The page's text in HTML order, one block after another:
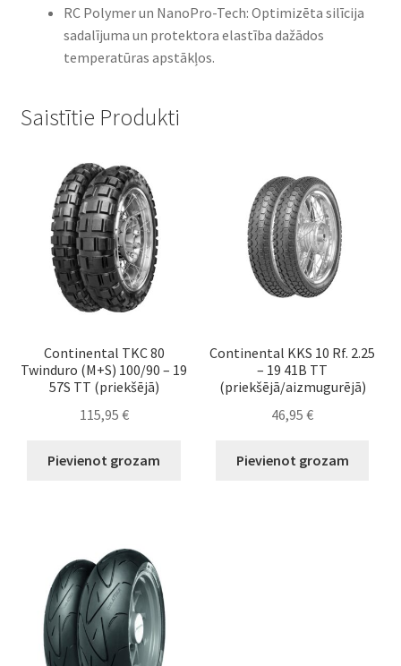
RC Polymer un NanoPro-Tech: Optimizēta silīcija
sadalījuma un protektora elastība dažādos
temperatūras apstākļos.
Saistītie Produkti
Continental TKC 80
Twinduro (M+S) 100/90 – 19
57S TT (priekšējā)
115,95 €
Pievienot grozam
Continental KKS 10 Rf. 2.25
– 19 41B TT
(priekšējā/aizmugurējā)
46,95€
Pievienot grozam